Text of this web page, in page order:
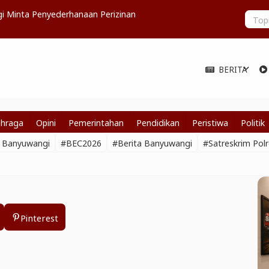
Minta Penyederhanaan Perizinan Mulai 21
BERITA
expand_more
Opini Pemerintahan Pendidikan Peristiwa
Politik
#BEC2026 #Berita Banyuwangi #Satreskrim
Pinterest